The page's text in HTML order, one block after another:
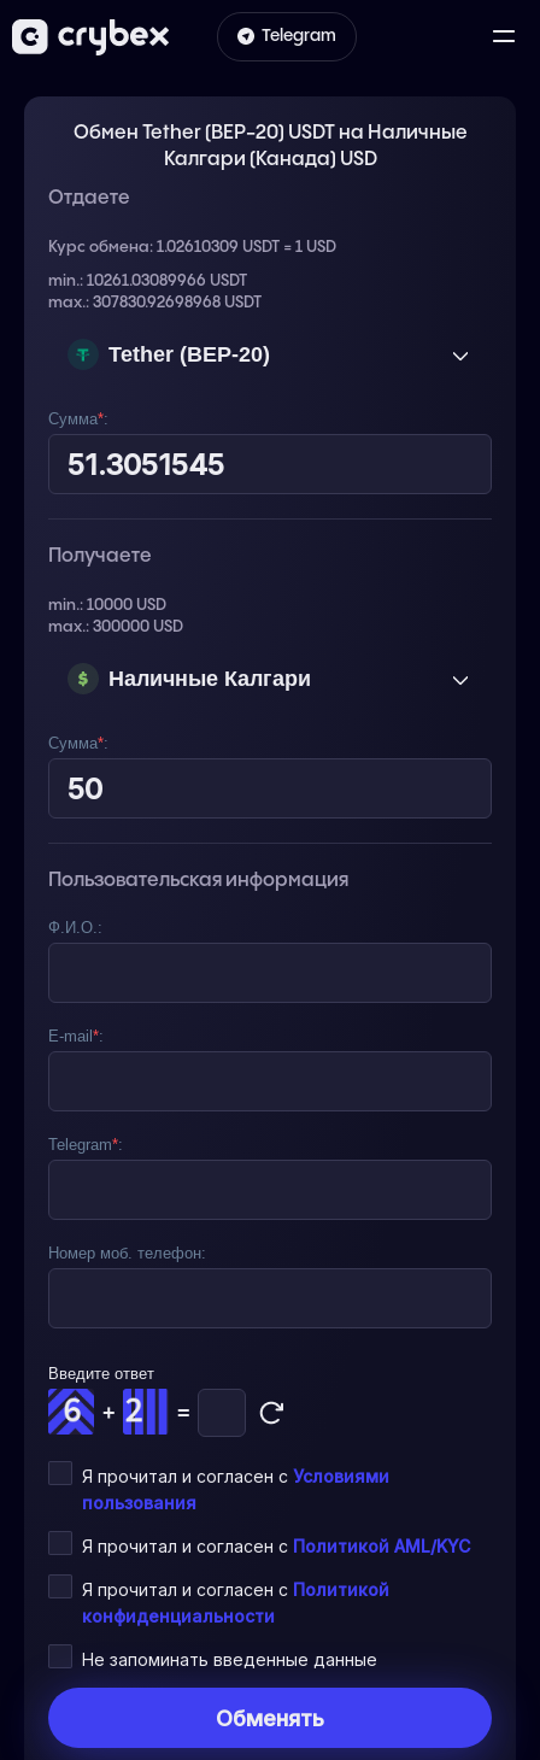
Telegram
Обмен Tether (BEP-20) USDT на Наличные
Калгари (Канада) USD
Отдаете
Курс обмена: 1.02610309 USDT = 1 USD
min.: 10261.03089966 USDT
max.: 307830.92698968 USDT
Tether (BEP-20)
Сумма*:
Получаете
min.: 10000 USD
max.: 300000 USD
Наличные Калгари
Сумма*:
Пользовательская информация
Ф.И.О.:
E-mail *:
Telegram*:
Номер моб. телефон:
Введите ответ
+ =
Я прочитал и согласен с Условиями
пользования
Я прочитал и согласен с Политикой AML/KYC
Я прочитал и согласен с Политикой
конфиденциальности
Не запоминать введенные данные